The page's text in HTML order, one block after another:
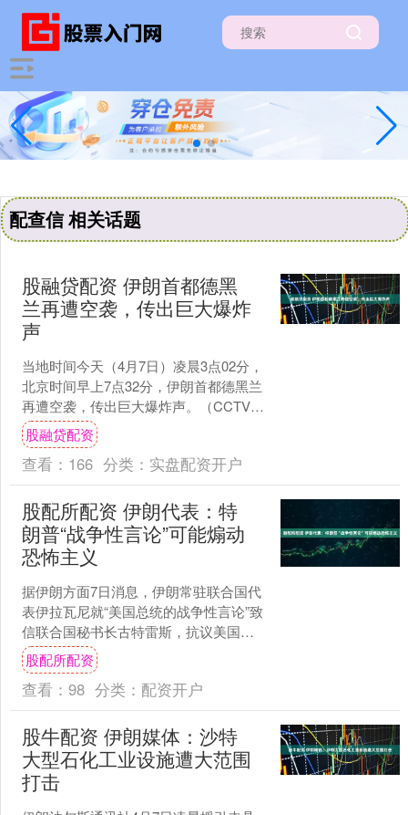
配查信 相关话题
股融贷配资 伊朗首都德黑
兰再遭空袭，传出巨大爆炸
声
当地时间今天（4月7日）凌晨3点02分，
北京时间早上7点32分，伊朗首都德黑兰
再遭空袭，传出巨大爆炸声。（CCTV国
际时讯）....
股融贷配资
查看： 166 分类： 实盘配资开户
股配所配资 伊朗代表：特
朗普“战争性言论”可能煽动
恐怖主义
据伊朗方面7日消息，伊朗常驻联合国代
表伊拉瓦尼就“美国总统的战争性言论”致
信联合国秘书长古特雷斯，抗议美国总
统特朗普最新言论，称其可能构成对恐
怖主义的直接煽动。....
股配所配资
查看： 98 分类： 配资开户
股牛配资 伊朗媒体：沙特
大型石化工业设施遭大范围
打击